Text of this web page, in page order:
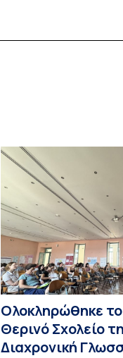
Ολοκληρώθηκε το
Θερινό Σχολείο
Διαχρονική